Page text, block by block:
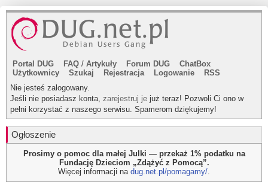
Portal DUG FAQ / Artykuły Forum DUG
ChatBox
Użytkownicy
Szukaj Rejestracja Logowanie
RSS
Nie jesteś zalogowany.
Jeśli nie posiadasz konta, zarejestruj je już teraz! Pozwoli Ci ono w
pełni korzystać z naszego serwisu. Spamerom dziękujemy!
Ogłoszenie
Prosimy o pomoc dla małej Julki — przekaż 1% podatku na
Fundację Dzieciom „Zdążyć z Pomocą”.
Więcej informacji na dug.net.pl/pomagamy/.